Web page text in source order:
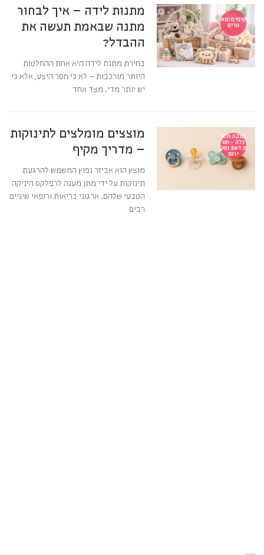
טיפים ומא
מרים
מתנות לידה – איך לבחור
מתנה שבאמת תעשה את
ההבדל?
בחירת מתנת לידה היא אחת ההחלטות
היותר מורכבות – לא כי חסר היצע, אלא כי
יש יותר מדי. מצד אחד
הנקה והא
כלה - חוו
ת דעת וסק
ירות
מוצצים מומלצים לתינוקות
– מדריך מקיף
מוצץ הוא אביזר נפוץ המשמש להרגעת
תינוקות על ידי מתן מענה לרפלקס היניקה
הטבעי שלהם. ארגוני בריאות ורופאי שיניים
רבים